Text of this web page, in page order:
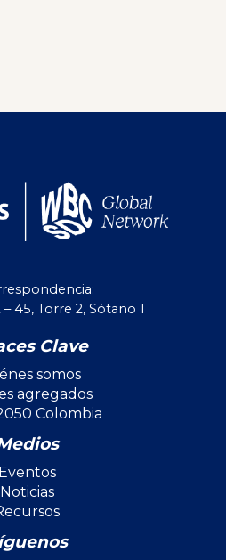
45, Torre 2, Sótano 1
Clave
somos
agregados
Colombia
Eventos
Noticias